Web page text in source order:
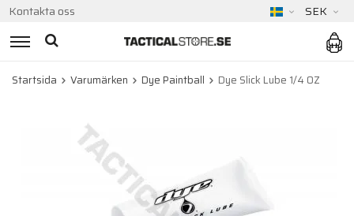
Kontakta oss SEK
Startsida Varumärken Dye Paintball Dye Slick Lube 1/4 OZ